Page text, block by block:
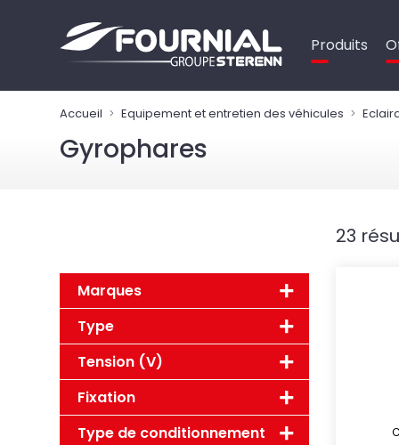
Produits
Accueil Equipement et entretien des véhicules
Gyrophares
Marques
Type
Tension (V)
Fixation
Type de conditionnement
23